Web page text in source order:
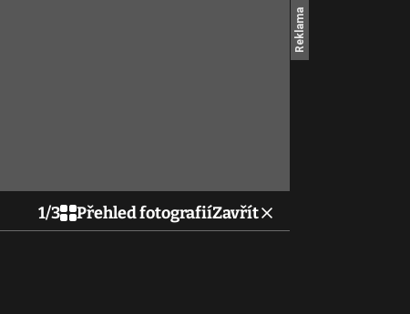
1/3 Přehled fotografiíZavřít